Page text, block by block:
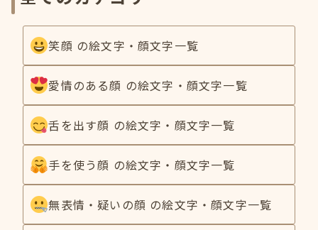
笑顔 の絵文字・顔文字一覧
愛情のある顔 の絵文字・顔文字一覧
舌を出す顔 の絵文字・顔文字一覧
手を使う顔 の絵文字・顔文字一覧
無表情・疑いの顔 の絵文字・顔文字一覧